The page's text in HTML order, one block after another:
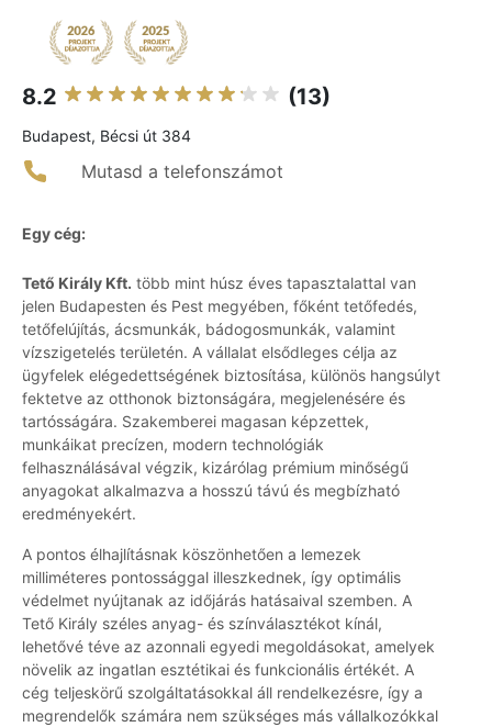
8.2 (13)
Budapest, Bécsi út 384
Mutasd a telefonszámot
Egy cég:
Tető Király Kft. több mint húsz éves tapasztalattal van
jelen Budapesten és Pest megyében, főként tetőfedés,
tetőfelújítás, ácsmunkák, bádogosmunkák, valamint
vízszigetelés területén. A vállalat elsődleges célja az
ügyfelek elégedettségének biztosítása, különös hangsúlyt
fektetve az otthonok biztonságára, megjelenésére és
tartósságára. Szakemberei magasan képzettek,
munkáikat precízen, modern technológiák
felhasználásával végzik, kizárólag prémium minőségű
anyagokat alkalmazva a hosszú távú és megbízható
eredményekért.
A pontos élhajlításnak köszönhetően a lemezek
milliméteres pontossággal illeszkednek, így optimális
védelmet nyújtanak az időjárás hatásaival szemben. A
Tető Király széles anyag- és színválasztékot kínál,
lehetővé téve az azonnali egyedi megoldásokat, amelyek
növelik az ingatlan esztétikai és funkcionális értékét. A
cég teljeskörű szolgáltatásokkal áll rendelkezésre, így a
megrendelők számára nem szükséges más vállalkozókkal